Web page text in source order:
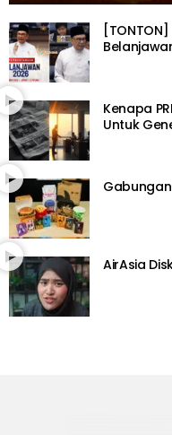
Kenapa
Untuk
AirAsia